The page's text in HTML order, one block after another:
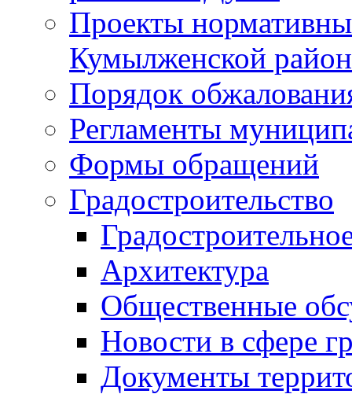
Проекты
Кумылженской
Порядок
Регламенты
Формы обращений
Градостроительство
Архитектура
Общественные
Новости в сфере
Документы